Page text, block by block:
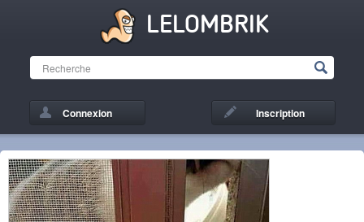
LELOMBRIK
Connexion Inscription